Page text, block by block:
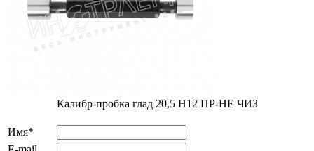
Калибр-пробка глад 20,5 H12 ПР-НЕ ЧИЗ
Имя*